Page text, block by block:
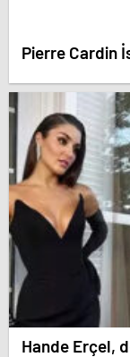
Pierre Cardin
Hande Erçel,